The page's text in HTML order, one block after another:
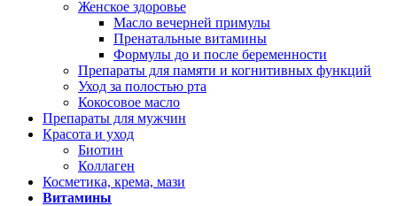
Женское здоровье
Масло вечерней примулы
Пренатальные витамины
Формулы до и после беременности
Препараты для памяти и когнитивных функций
Уход за полостью рта
Кокосовое масло
Препараты для мужчин
Красота и уход
Биотин
Коллаген
Косметика, крема, мази
Витамины